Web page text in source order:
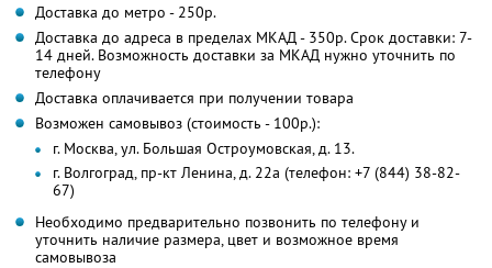
Доставка до метро - 250р.
Доставка до адреса в пределах МКАД - 350р. Срок доставки: 7-
14 дней. Возможность доставки за МКАД нужно уточнить по
телефону
Доставка оплачивается при получении товара
Возможен самовывоз (стоимость - 100р.):
г. Москва, ул. Большая Остроумовская, д. 13.
г. Волгоград, пр-кт Ленина, д. 22а (телефон: +7 (844) 38-82-
67)
Необходимо предварительно позвонить по телефону и
уточнить наличие размера, цвет и возможное время
самовывоза